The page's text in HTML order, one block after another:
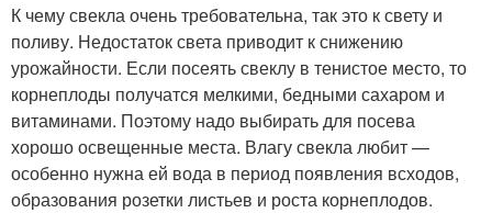
К чему свекла очень требовательна, так это к свету и
поливу. Недостаток света приводит к снижению
урожайности. Если посеять свеклу в тенистое место, то
корнеплоды получатся мелкими, бедными сахаром и
витаминами. Поэтому надо выбирать для посева
хорошо освещенные места. Влагу свекла любит —
особенно нужна ей вода в период появления всходов,
образования розетки листьев и роста корнеплодов.